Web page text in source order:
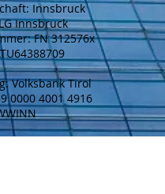
Innsbruck
Innsbruck
FN 312576x
Volksbank Tirol
0000 4001 4916